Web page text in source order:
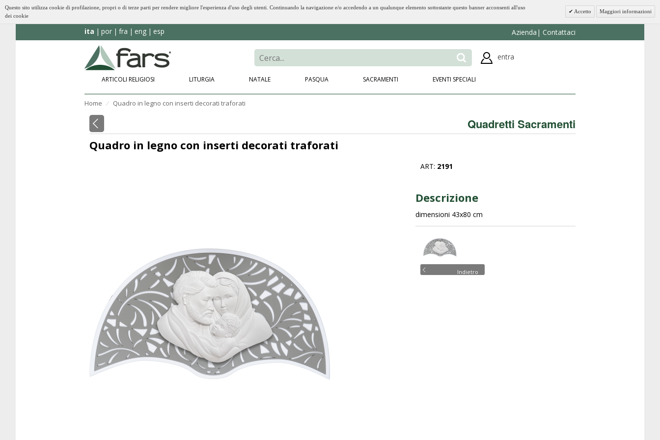
Questo sito utilizza cookie di profilazione, propri o di terze parti per rendere migliore l'esperienza d'uso degli utenti. Continuando la navigazione e/o accedendo a un qualunque elemento sottostante questo banner acconsenti all'uso
dei cookie
Accetto Maggiori informazioni
ita por fra eng esp Azienda Contattaci
entra
ARTICOLI RELIGIOSI LITURGIA NATALE PASQUA SACRAMENTI EVENTI SPECIALI
Home ⁄ Quadro in legno con inserti decorati traforati
Quadretti Sacramenti
Quadro in legno con inserti decorati traforati
ART: 2191
Descrizione
dimensioni 43x80 cm
Indietro